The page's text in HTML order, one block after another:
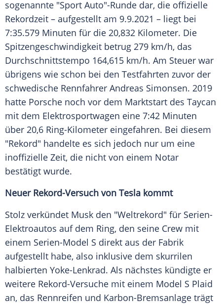
sogenannte "Sport Auto"-Runde dar, die offizielle
Rekordzeit – aufgestellt am 9.9.2021 – liegt bei
7:35.579 Minuten für die 20,832 Kilometer. Die
Spitzengeschwindigkeit betrug 279 km/h, das
Durchschnittstempo 164,615 km/h. Am Steuer war
übrigens wie schon bei den Testfahrten zuvor der
schwedische Rennfahrer Andreas Simonsen. 2019
hatte Porsche noch vor dem Marktstart des Taycan
mit dem Elektrosportwagen eine 7:42 Minuten
über 20,6 Ring-Kilometer eingefahren. Bei diesem
"Rekord" handelte es sich jedoch nur um eine
inoffizielle Zeit, die nicht von einem Notar
bestätigt wurde.
Neuer Rekord-Versuch von Tesla kommt
Stolz verkündet Musk den "Weltrekord" für Serien-
Elektroautos auf dem Ring, den seine Crew mit
einem Serien-Model S direkt aus der Fabrik
aufgestellt habe, also inklusive dem skurrilen
halbierten Yoke-Lenkrad. Als nächstes kündigte er
weitere Rekord-Versuche mit einem Model S Plaid
an, das Rennreifen und Karbon-Bremsanlage trägt